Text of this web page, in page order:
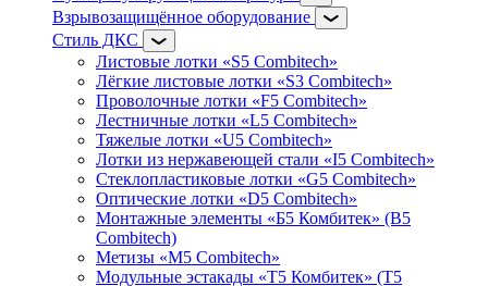
Взрывозащищённое оборудование
Стиль ДКС
Листовые лотки «S5 Combitech»
Лёгкие листовые лотки «S3 Combitech»
Проволочные лотки «F5 Combitech»
Лестничные лотки «L5 Combitech»
Тяжелые лотки «U5 Combitech»
Лотки из нержавеющей стали «I5 Combitech»
Стеклопластиковые лотки «G5 Combitech»
Оптические лотки «D5 Combitech»
Монтажные элементы «Б5 Комбитек» (B5
Combitech)
Метизы «M5 Combitech»
Модульные эстакады «Т5 Комбитек» (T5